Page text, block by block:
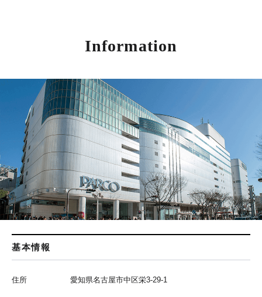
Information
基本情報
住所 愛知県名古屋市中区栄3-29-1